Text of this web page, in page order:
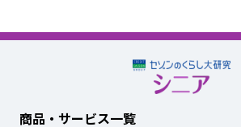
商品・サービス一覧